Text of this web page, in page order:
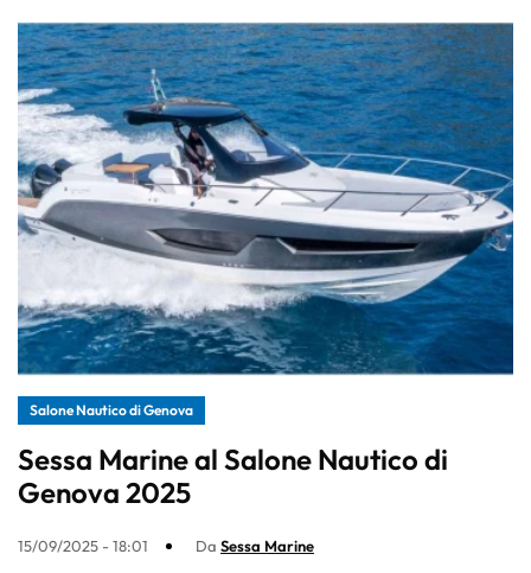
Salone Nautico di Genova
Sessa Marine al Salone Nautico di
Genova 2025
15/09/2025 - 18:01 Da Sessa Marine